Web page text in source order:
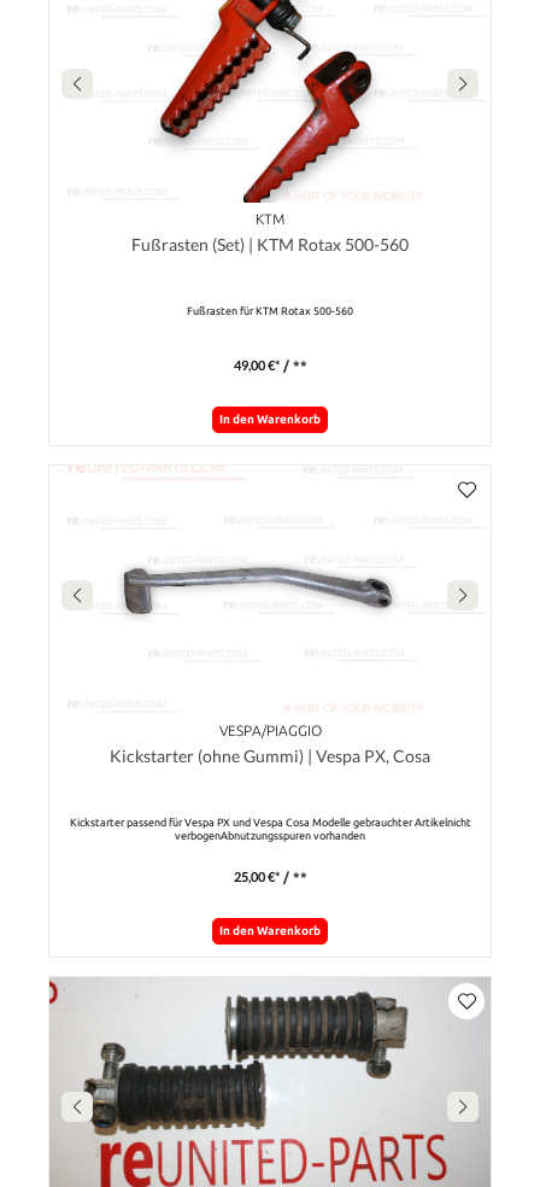
KTM
Fußrasten (Set) | KTM Rotax 500-560
Fußrasten für KTM Rotax 500-560
49,00 €* / **
In den Warenkorb
VESPA/PIAGGIO
Kickstarter (ohne Gummi) | Vespa PX, Cosa
Kickstarter passend für Vespa PX und Vespa Cosa Modelle gebrauchter Artikelnicht
verbogenAbnutzungsspuren vorhanden
25,00 €* / **
In den Warenkorb